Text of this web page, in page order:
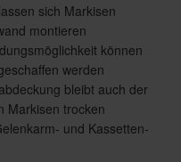
sich Markisen
montieren
können
werden
bleibt auch der
Markisen trocken
und Kassetten-